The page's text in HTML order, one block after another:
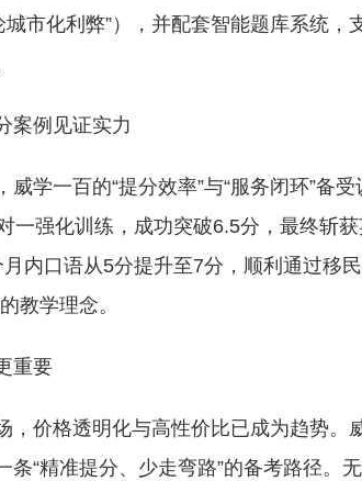
城市化利弊”），并配套智能题库系统，
案例见证实力
威学一百的“提分效率”与“服务闭环”备
一强化训练，成功突破6.5分，最终斩
内口语从5分提升至7分，顺利通过移
教学理念。
重要
，价格透明化与高性价比已成为趋势。
条“精准提分、少走弯路”的备考路径。